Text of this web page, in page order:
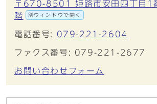
〒670-8501 姫路市安田四丁目1
階
別ウィンドウで開く
電話番号: 079-221-2604
ファクス番号: 079-221-2677
お問い合わせフォーム